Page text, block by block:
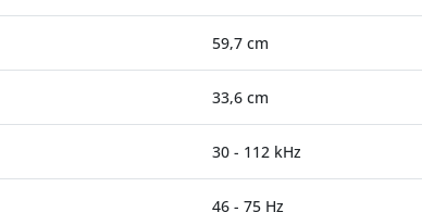
59,7 cm
33,6 cm
30 - 112 kHz
46 - 75 Hz